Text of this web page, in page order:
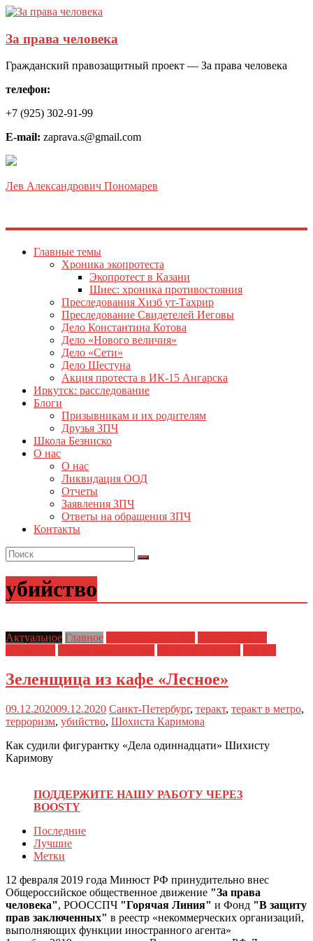
За права человека
Гражданский правозащитный проект — За права человека
телефон:
+7 (925) 302-91-99
E-mail: zaprava.s@gmail.com
Лев Александрович Пономарев
Главные темы
Хроника экопротеста
Экопротест в Казани
Шиес: хроника противостояния
Преследования Хизб ут-Тахрир
Преследование Свидетелей Иеговы
Дело Константина Котова
Дело «Нового величия»
Дело «Сети»
Дело Шестуна
Акция протеста в ИК-15 Ангарска
Иркутск: расследование
Блоги
Призывникам и их родителям
Друзья ЗПЧ
Школа Безниско
О нас
О нас
Ликвидация ООД
Отчеты
Заявления ЗПЧ
Ответы на обращения ЗПЧ
Контакты
убийство
Актуальное Главное
Зеленщица из кафе «Лесное»
09.12.202009.12.2020 Санкт-Петербург, теракт, теракт в метро,
терроризм, убийство, Шохиста Каримова
Как судили фигурантку «Дела одиннадцати» Шихисту
Каримову
ПОДДЕРЖИТЕ НАШУ РАБОТУ ЧЕРЕЗ
BOOSTY
Последние
Лучшие
Метки
12 февраля 2019 года Минюст РФ принудительно внес
Общероссийское общественное движение "За права
человека", РООССПЧ "Горячая Линия" и Фонд "В защиту
прав заключенных" в реестр «некоммерческих организаций,
выполняющих функции иностранного агента»